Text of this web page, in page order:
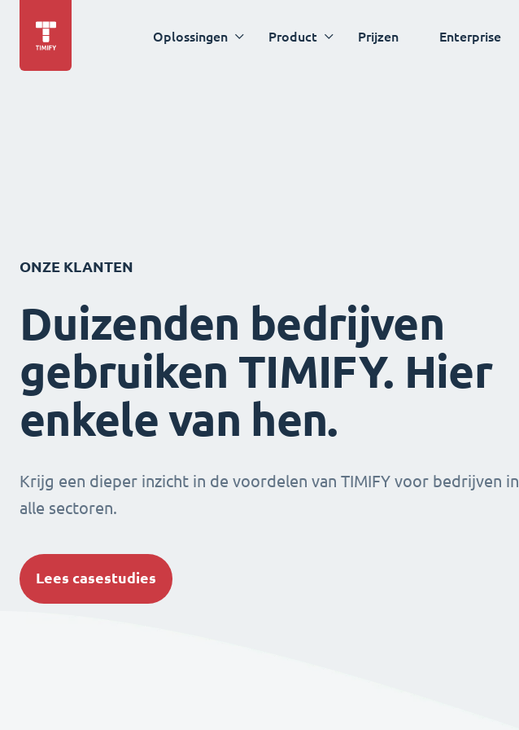
Oplossingen Product Prijzen Enterprise
ONZE KLANTEN
Duizenden bedrijven
gebruiken TIMIFY. Hier
enkele van hen.
Krijg een dieper inzicht in de voordelen van TIMIFY voor bedrijven in
alle sectoren.
Lees casestudies